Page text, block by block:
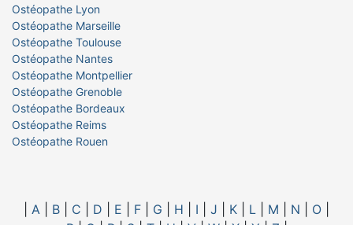
Ostéopathe Lyon
Ostéopathe Marseille
Ostéopathe Toulouse
Ostéopathe Nantes
Ostéopathe Montpellier
Ostéopathe Grenoble
Ostéopathe Bordeaux
Ostéopathe Reims
Ostéopathe Rouen
A B C D E F G H I J K L M N O